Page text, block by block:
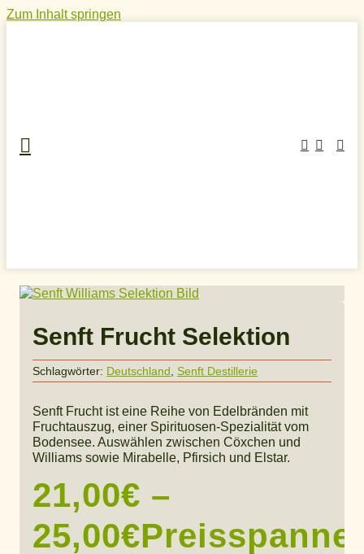
Zum Inhalt springen
Senft Frucht Selektion
Schlagwörter: Deutschland Senft Destillerie
Senft Frucht ist eine Reihe von Edelbränden mit
Fruchtauszug, einer Spirituosen-Spezialität vom
Bodensee. Auswählen zwischen Cöxchen und
Williams sowie Mirabelle, Pfirsich und Elstar.
21,00€ –
25,00€Preisspanne: